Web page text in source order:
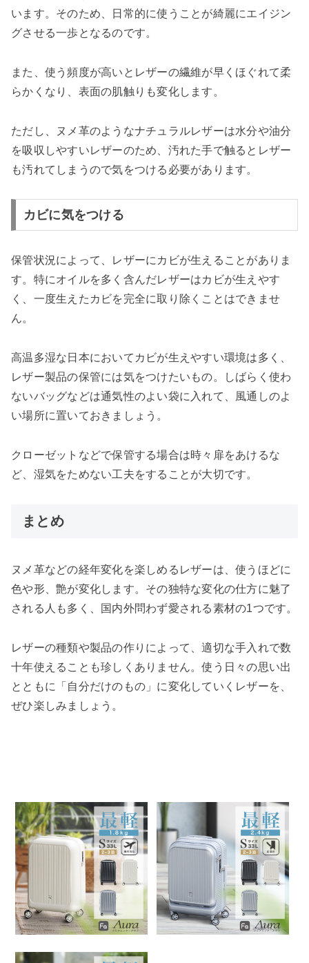
います。そのため、日常的に使うことが綺麗にエイジン
グさせる一歩となるのです。
また、使う頻度が高いとレザーの繊維が早くほぐれて柔
らかくなり、表面の肌触りも変化します。
ただし、ヌメ革のようなナチュラルレザーは水分や油分
を吸収しやすいレザーのため、汚れた手で触るとレザー
も汚れてしまうので気をつける必要があります。
カビに気をつける
保管状況によって、レザーにカビが生えることがありま
す。特にオイルを多く含んだレザーはカビが生えやす
く、一度生えたカビを完全に取り除くことはできませ
ん。
高温多湿な日本においてカビが生えやすい環境は多く、
レザー製品の保管には気をつけたいもの。しばらく使わ
ないバッグなどは通気性のよい袋に入れて、風通しのよ
い場所に置いておきましょう。
クローゼットなどで保管する場合は時々扉をあけるな
ど、湿気をためない工夫をすることが大切です。
まとめ
ヌメ革などの経年変化を楽しめるレザーは、使うほどに
色や形、艶が変化します。その独特な変化の仕方に魅了
される人も多く、国内外問わず愛される素材の1つです。
レザーの種類や製品の作りによって、適切な手入れで数
十年使えることも珍しくありません。使う日々の思い出
とともに「自分だけのもの」に変化していくレザーを、
ぜひ楽しみましょう。